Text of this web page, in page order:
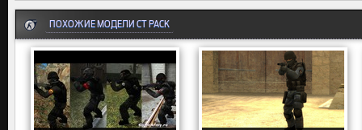
ПОХОЖИЕ МОДЕЛИ CT PACK